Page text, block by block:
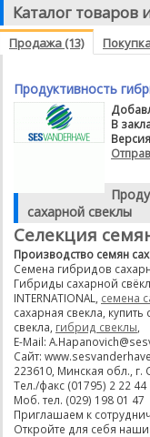
Каталог товаров
Продажа (13)
Продуктивность
В
сахарной свеклы
Селекция
Производство семян
Семена гибридов
Гибриды сахарной
INTERNATIONAL, семена
сахарная свекла,
свекла, гибрид свеклы
E-Mail:
Сайт:
223610, Минская обл., г.
Тел./факс (01795) 2 22 44
Моб. тел. (029) 198 01 47
Приглашаем к
Откройте для себя